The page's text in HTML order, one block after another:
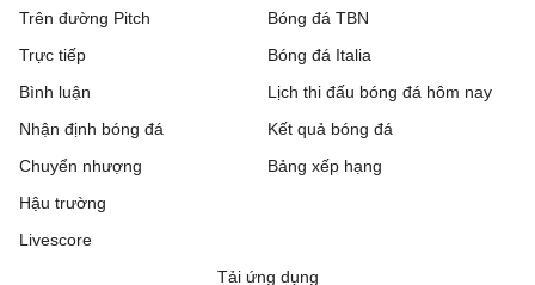
Trên đường Pitch
Trực tiếp
Bóng đá TBN
Bóng đá Italia
Bình luận
Nhận định bóng đá
Chuyển nhượng
Hậu trường
Livescore
Lịch thi đấu bóng đá hôm nay
Kết quả bóng đá
Bảng xếp hạng
Tải ứng dụng